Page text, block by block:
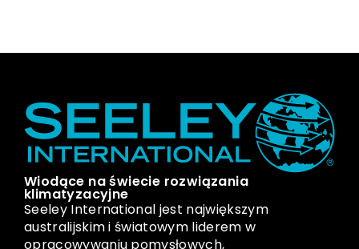
Wiodące na świecie rozwiązania
klimatyzacyjne
Seeley International jest największym
australijskim i światowym liderem w
opracowywaniu pomysłowych,